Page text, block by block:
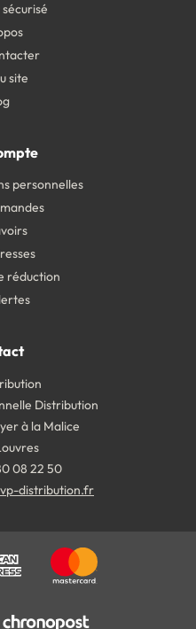
site
personnelles
réduction
Distribution
à la Malice
08 22 50
distribution.fr